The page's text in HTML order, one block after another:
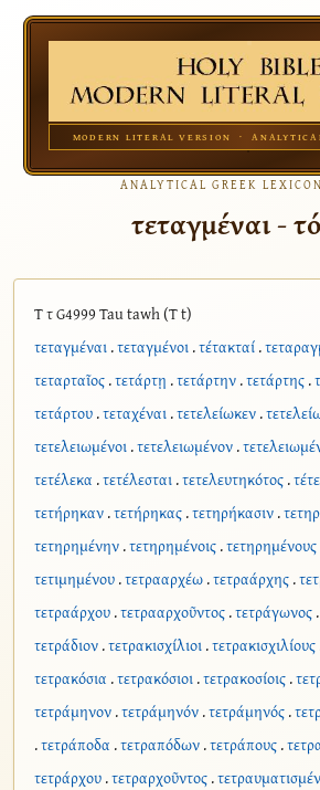
MODERN LITERAL VERSION ·
ANALYTICAL GREEK
τεταγμέναι -
Τ τ G4999 Tau tawh (T t)
τεταγμέναι.τεταγμένοι.τέτακταί.
τεταρταῖος.τετάρτῃ .τετάρτην.τετάρτης.
τετάρτου.τεταχέναι.τετελείωκεν.
τετελειωμένοι.τετελειωμένον.
τετέλεκα .τετέλεσται.τετελευτηκότος.
τετήρηκαν.τετήρηκας.τετηρήκασιν.
τετηρημένην.τετηρημένοις.τετηρημένους
τετιμημένου.τετρααρχέω.τετραάρχης.
τετραάρχου.τετρααρχοῦντος.τετράγωνος
τετράδιον.τετρακισχίλιοι.τετρακισχιλίους
τετρακόσια .τετρακόσιοι.τετρακοσίοις.
τετράμηνον.τετράμηνόν.τετράμηνός.
.τετράποδα .τετραπόδων.τετράπους.
τετράρχου.τετραρχοῦντος.